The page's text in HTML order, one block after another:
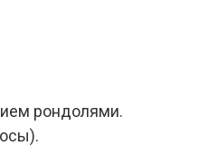
рондолями.